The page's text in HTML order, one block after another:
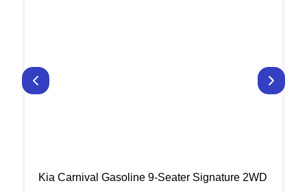
Kia Carnival Gasoline 9-Seater Signature 2WD